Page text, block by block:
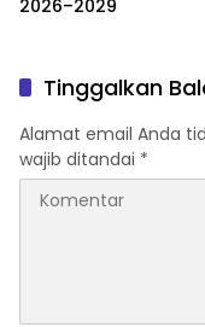
2026–2029
Tinggalkan
Alamat email Anda
wajib ditandai *